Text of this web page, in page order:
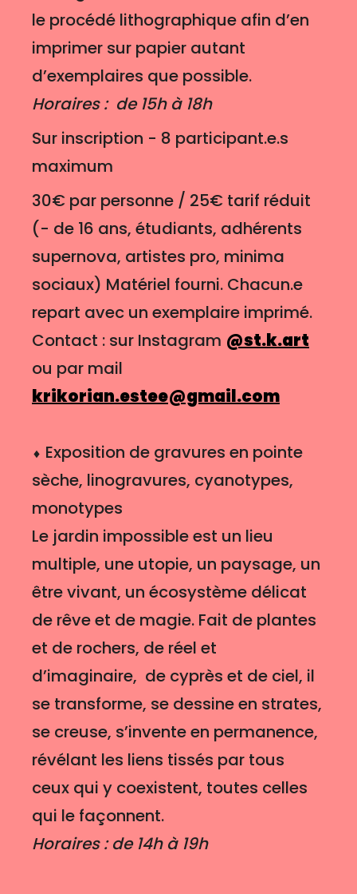
le procédé lithographique afin d’en
imprimer sur papier autant
d’exemplaires que possible.
Horaires : de 15h à 18h
Sur inscription - 8 participant.e.s
maximum
30€ par personne / 25€ tarif réduit
(- de 16 ans, étudiants, adhérents
supernova, artistes pro, minima
sociaux) Matériel fourni. Chacun.e
repart avec un exemplaire imprimé.
Contact : sur Instagram @st.k.art
ou par mail
krikorian.estee@gmail.com
⬧ Exposition de gravures en pointe
sèche, linogravures, cyanotypes,
monotypes
Le jardin impossible est un lieu
multiple, une utopie, un paysage, un
être vivant, un écosystème délicat
de rêve et de magie. Fait de plantes
et de rochers, de réel et
d’imaginaire, de cyprès et de ciel, il
se transforme, se dessine en strates,
se creuse, s’invente en permanence,
révélant les liens tissés par tous
ceux qui y coexistent, toutes celles
qui le façonnent.
Horaires : de 14h à 19h